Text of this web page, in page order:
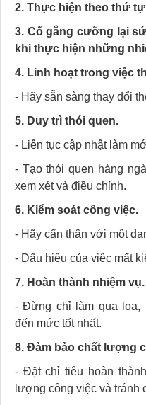
2. Thực hiện theo thứ
3. Cố gắng cưỡng lại
khi thực hiện những
4. Linh hoạt trong việc
- Hãy sẵn sàng thay đổi
5. Duy trì thói quen.
- Liên tục cập nhật làm
- Tạo thói quen hàng
xem xét và điều chỉnh.
6. Kiểm soát công việc.
- Hãy cẩn thận với một
- Dấu hiệu của việc mất
7. Hoàn thành nhiệm vụ.
- Đừng chỉ làm qua loa,
đến mức tốt nhất.
8. Đảm bảo chất lượng
- Đặt chỉ tiêu hoàn
lượng công việc và tránh